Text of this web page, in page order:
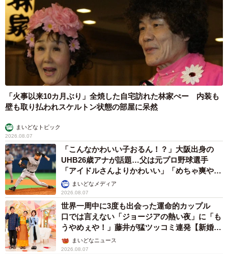
「火事以来10カ月ぶり」全焼した自宅訪れた林家ぺー 内装も
壁も取り払われスケルトン状態の部屋に呆然
まいどなトピック
2026.08.07
「こんなかわいい子おるん！？」大阪出身の
UHB26歳アナが話題…父は元プロ野球選手
「アイドルさんよりかわいい」「めちゃ爽や
か」まいどなメディア
2026.08.07
世界一周中に3度も出会った運命的カップル
口では言えない「ジョージアの熱い夜」に「も
うやめぇや！」藤井が猛ツッコミ連発【新婚さ
ん】まいどなニュース
2026.08.07